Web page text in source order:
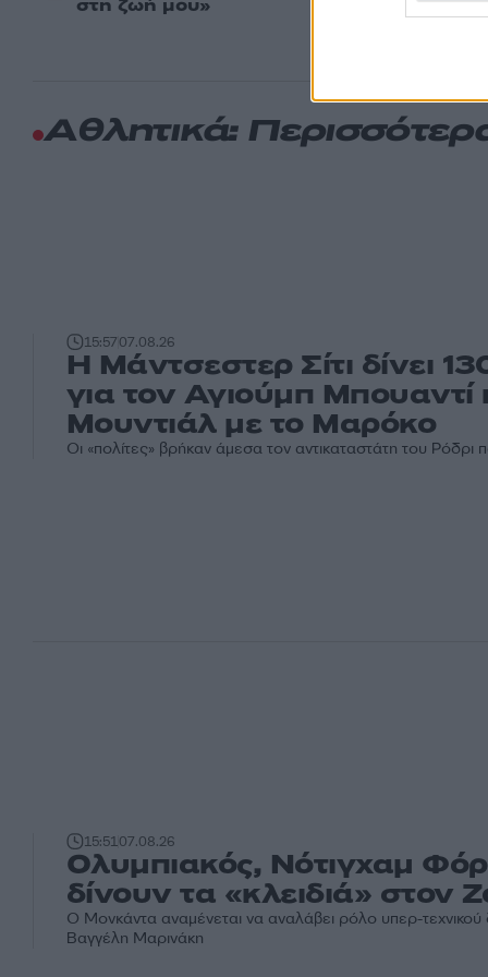
στη ζωή μου»
Αθλητικά:
15:5707.08.26
Η Μάντσεστερ Σίτι δίνει
για τον Αγιούμπ
Μουντιάλ με το Μαρόκο
Οι «πολίτες» βρήκαν άμεσα τον αντικαταστάτη του
15:5107.08.26
Ολυμπιακός, Νότιγχαμ
δίνουν τα «κλειδιά»
Ο Μονκάντα αναμένεται να αναλάβει ρόλο υπερ-
Βαγγέλη Μαρινάκη